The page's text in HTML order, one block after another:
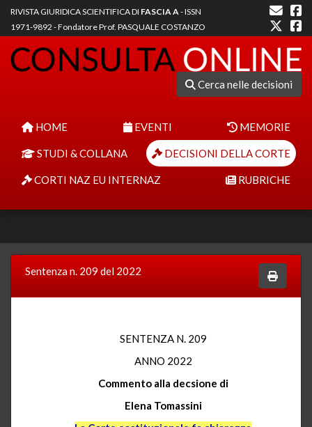
RIVISTA GIURIDICA SCIENTIFICA DI FASCIA A- ISSN
1971-9892 - Fondatore Prof. PASQUALE COSTANZO
Cerca nelle decisioni
HOME EVENTI MEMORIE
STUDI & COLLANA DECISIONI DELLA CORTE
CORTI NAZ EU INTERNAZ RUBRICHE
Sentenza n. 209 del 2022
SENTENZA N. 209
ANNO 2022
Commento alla decsione di
Elena Tomassini